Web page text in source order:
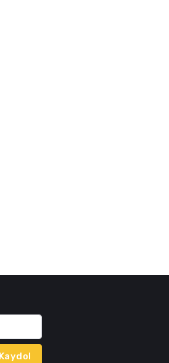
Kaydol